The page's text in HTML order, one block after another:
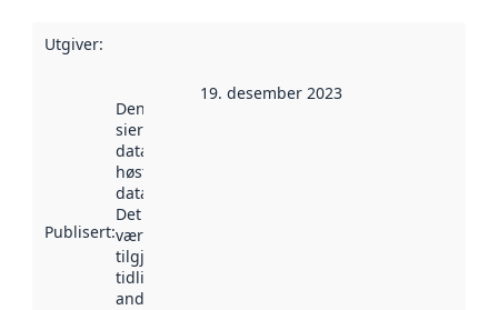
Utgiver:
Publisert:
Denne datoen
sier når
datasettet ble
høstet av
data.norge.no.
Det kan ha
vært
tilgjengelig
tidligere
andre steder.
19. desember 2023